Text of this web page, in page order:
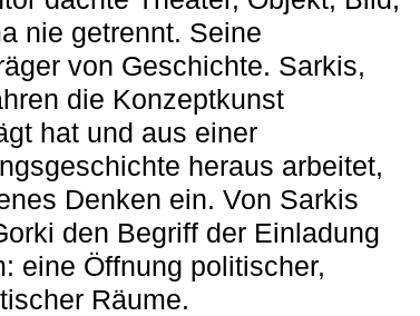
nie getrennt. Seine
von Geschichte. Sarkis,
die Konzeptkunst
hat und aus einer
heraus arbeitet,
Denken ein. Von Sarkis
den Begriff der Einladung
eine Öffnung politischer,
Räume.